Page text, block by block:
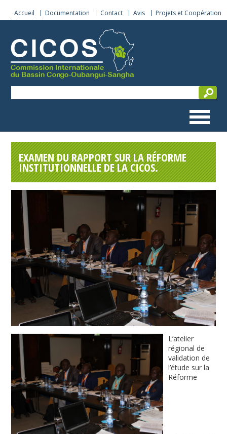
Accueil Documentation Contact Avis
Projets et Coopération
Sécurité de navigation
EXAMEN DU RAPPORT SUR LA RÉFORME
INSTITUTIONNELLE DE LA CICOS.
L’atelier
régional de
validation de
l’étude sur la
Réforme